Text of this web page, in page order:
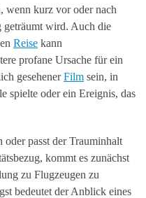
wenn kurz vor oder nach
geträumt wird. Auch die
Reise kann
profane Ursache für ein
gesehenerFilm sein, in
spielte oder ein Ereignis, das
oder passt der Trauminhalt
kommt es zunächst
zu Flugzeugen zu
bedeutet der Anblick eines